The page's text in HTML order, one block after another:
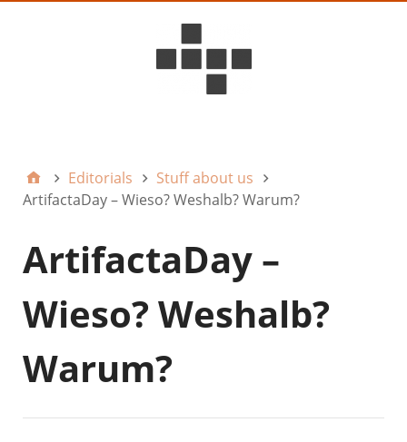
Editorials
Stuff about us
ArtifactaDay – Wieso? Weshalb? Warum?
ArtifactaDay –
Wieso? Weshalb?
Warum?